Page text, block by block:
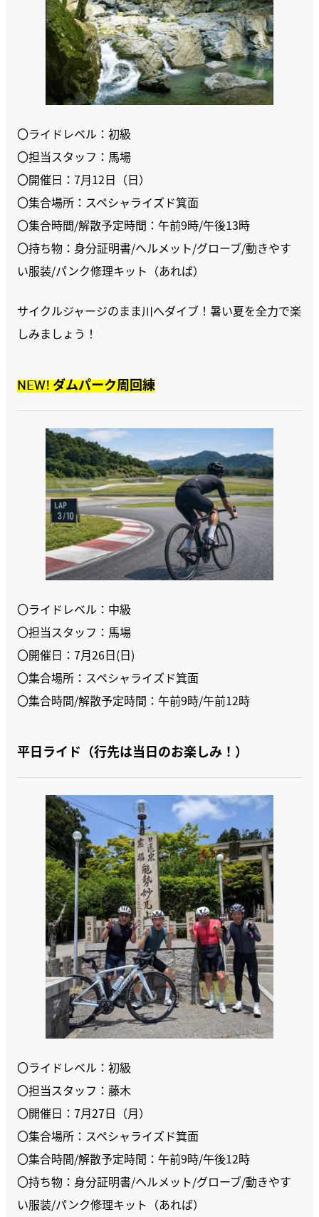
〇ライドレベル：初級
〇担当スタッフ：馬場
〇開催日：7月12日（日）
〇集合場所：スペシャライズド箕面
〇集合時間/解散予定時間：午前9時/午後13時
〇持ち物：身分証明書/ヘルメット/グローブ/動きやす
い服装/パンク修理キット（あれば）
サイクルジャージのまま川へダイブ！暑い夏を全力で楽
しみましょう！
NEW! ダムパーク周回練
〇ライドレベル：中級
〇担当スタッフ：馬場
〇開催日：7月26日(日)
〇集合場所：スペシャライズド箕面
〇集合時間/解散予定時間：午前9時/午前12時
平日ライド（行先は当日のお楽しみ！）
〇ライドレベル：初級
〇担当スタッフ：藤木
〇開催日：7月27日（月）
〇集合場所：スペシャライズド箕面
〇集合時間/解散予定時間：午前9時/午後12時
〇持ち物：身分証明書/ヘルメット/グローブ/動きやす
い服装/パンク修理キット（あれば）